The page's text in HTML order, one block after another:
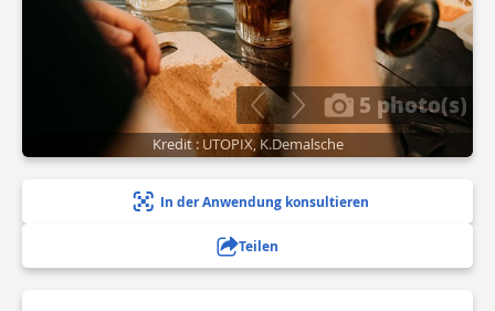
5 photo(s)
Kredit : UTOPIX, K.Demalsche
In der Anwendung konsultieren
Teilen